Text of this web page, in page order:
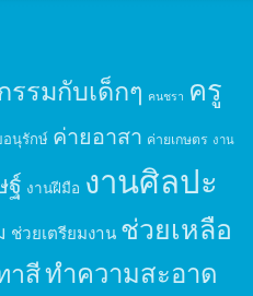
รรมกับเด็กๆ คนชรา ครู
อนุรักษ์ ค่ายอาสา ค่ายเกษตร งาน
ฐ์ งานฝีมือ งานศิลปะ
ช่วยเตรียมงาน ช่วยเหลือ
าสีทำความสะอาด